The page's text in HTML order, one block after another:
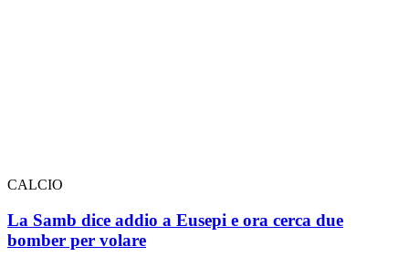
CALCIO
La Samb dice addio a Eusepi e ora cerca due
bomber per volare